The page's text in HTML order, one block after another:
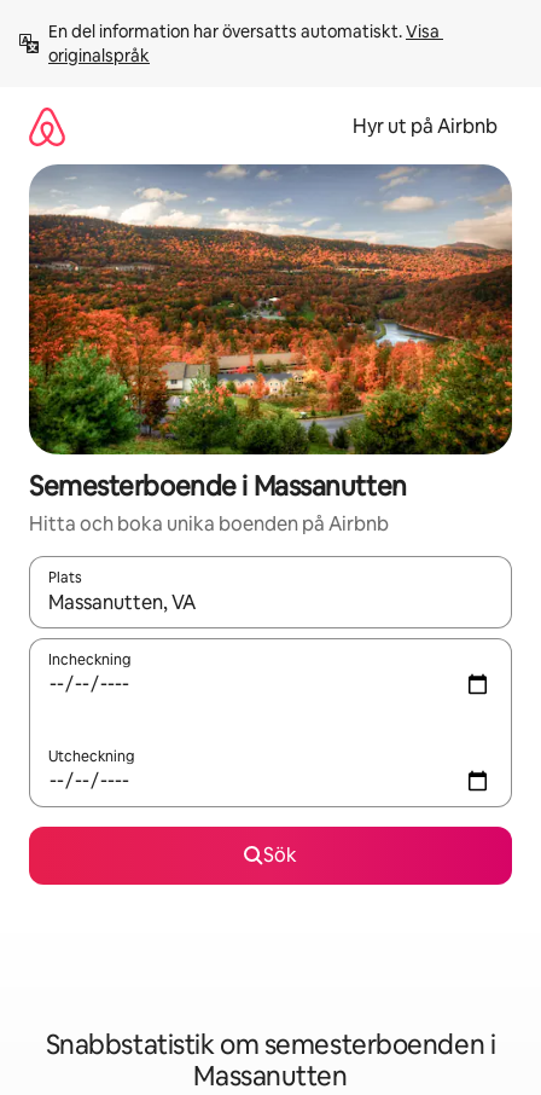
innehåll
En del information har översatts automatiskt. Visa
originalspråk
Hyr ut på Airbnb
Semesterboende i Massanutten
Hitta och boka unika boenden på Airbnb
Plats
När resultaten är tillgängliga kan du navigera med upp- och
Incheckning
Utcheckning
Sök
Snabbstatistik om semesterboenden i
Massanutten